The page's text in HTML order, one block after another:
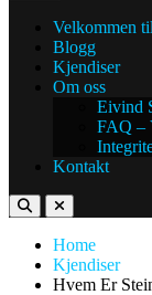
Velkommen
Blogg
Kjendiser
Om oss
Eivind
FAQ –
Kontakt
Home
Kjendiser
Hvem Er